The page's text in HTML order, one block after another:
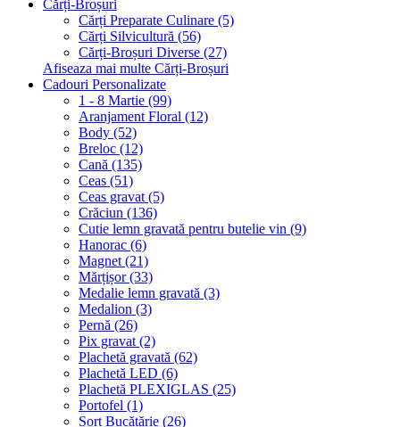
Cărți-Broșuri
Cărți Preparate Culinare (5)
Cărți Silvicultură (56)
Cărți-Broșuri Diverse (27)
Afiseaza mai multe Cărți-Broșuri
Cadouri Personalizate
1 - 8 Martie (99)
Aranjament Floral (12)
Body (52)
Breloc (12)
Cană (135)
Ceas (51)
Ceas gravat (5)
Crăciun (136)
Cutie lemn gravată pentru butelie vin (9)
Hanorac (6)
Magnet (21)
Mărțișor (33)
Medalie lemn gravată (3)
Medalion (3)
Pernă (26)
Pix gravat (2)
Plachetă gravată (62)
Plachetă LED (6)
Plachetă PLEXIGLAS (25)
Portofel (1)
Șorț Bucătărie (26)